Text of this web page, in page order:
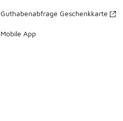
Guthabenabfrage Geschenkkarte
Mobile App